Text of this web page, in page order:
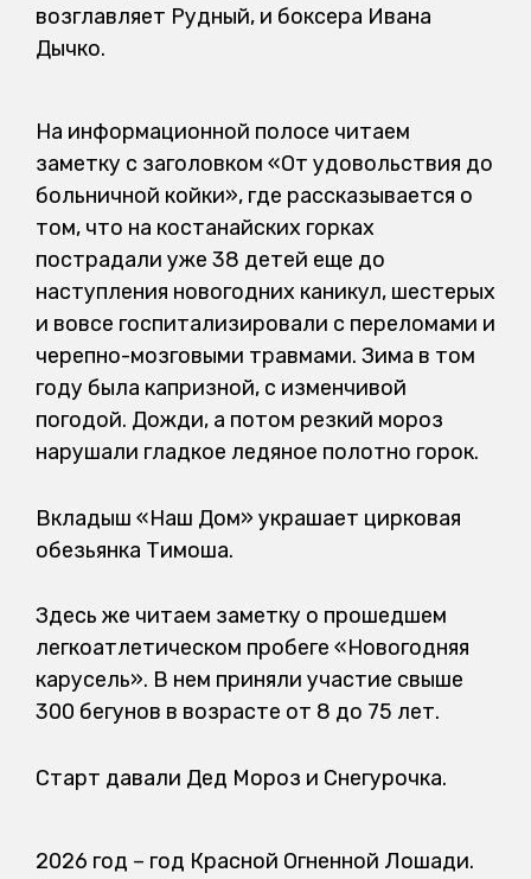
возглавляет Рудный, и боксера Ивана
Дычко.
На информационной полосе читаем
заметку с заголовком «От удовольствия до
больничной койки», где рассказывается о
том, что на костанайских горках
пострадали уже 38 детей еще до
наступления новогодних каникул, шестерых
и вовсе госпитализировали с переломами и
черепно-мозговыми травмами. Зима в том
году была капризной, с изменчивой
погодой. Дожди, а потом резкий мороз
нарушали гладкое ледяное полотно горок.
Вкладыш «Наш Дом» украшает цирковая
обезьянка Тимоша.
Здесь же читаем заметку о прошедшем
легкоатлетическом пробеге «Новогодняя
карусель». В нем приняли участие свыше
300 бегунов в возрасте от 8 до 75 лет.
Старт давали Дед Мороз и Снегурочка.
2026 год – год Красной Огненной Лошади.